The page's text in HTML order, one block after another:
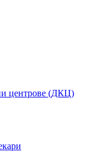
центрове (ДКЦ)